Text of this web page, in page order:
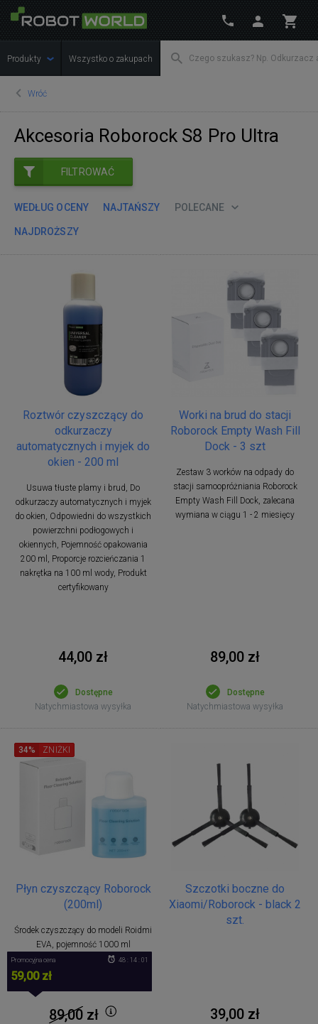
Produkty Wszystko o zakupach
Wróć
Akcesoria Roborock S8 Pro Ultra
FILTROWAĆ
WEDŁUG OCENY NAJTAŃSZY POLECANE
NAJDROŻSZY
Roztwór czyszczący do
odkurzaczy
automatycznych i myjek do
okien - 200 ml
Usuwa tłuste plamy i brud, Do
odkurzaczy automatycznych i myjek
do okien, Odpowiedni do wszystkich
powierzchni podłogowych i
okiennych, Pojemność opakowania
200 ml, Proporcje rozcieńczania 1
nakrętka na 100 ml wody, Produkt
certyfikowany
44,00 zł
Dostępne
Natychmiastowa wysyłka
Worki na brud do stacji
Roborock Empty Wash Fill
Dock - 3 szt
Zestaw 3 worków na odpady do
stacji samoopróżniania Roborock
Empty Wash Fill Dock, zalecana
wymiana w ciągu 1 - 2 miesięcy
89,00 zł
Dostępne
Natychmiastowa wysyłka
Płyn czyszczący Roborock
(200ml)
Środek czyszczący do modeli Roidmi
EVA, pojemność 1000 ml
34% ZNIŻKI
Promocyjna cena
59,00 zł
48 : 14 : 01
89,00 zł
Szczotki boczne do
Xiaomi/Roborock - black 2
szt.
39,00 zł